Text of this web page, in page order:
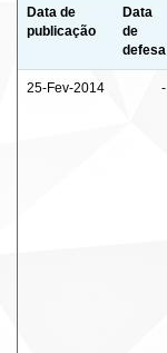
Data de
publicação
Data
de
defesa
25-Fev-2014 -